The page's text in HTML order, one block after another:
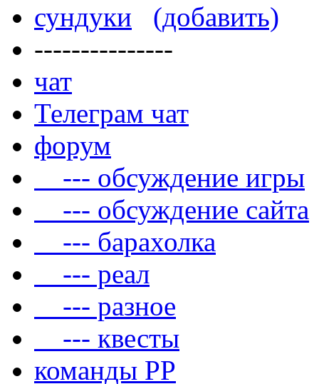
сундуки
(добавить)
---------------
чат
Телеграм чат
форум
--- обсуждение игры
--- обсуждение сайта
--- барахолка
--- реал
--- разное
--- квесты
команды РР